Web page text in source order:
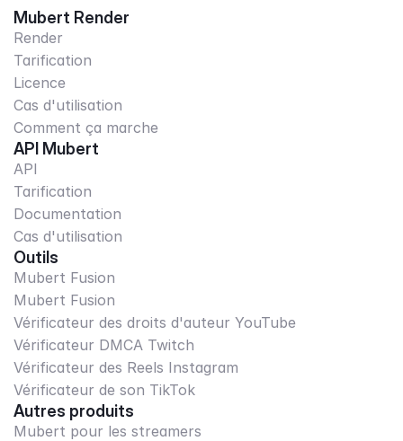
Mubert Render
Render
Tarification
Licence
Cas d'utilisation
Comment ça marche
API Mubert
API
Tarification
Documentation
Cas d'utilisation
Outils
Mubert Fusion
Mubert Fusion
Vérificateur des droits d'auteur YouTube
Vérificateur DMCA Twitch
Vérificateur des Reels Instagram
Vérificateur de son TikTok
Autres produits
Mubert pour les streamers